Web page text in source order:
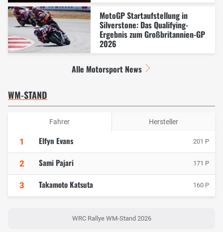
MotoGP Startaufstellung in
Silverstone: Das Qualifying-
Ergebnis zum Großbritannien-GP
2026
Alle Motorsport News
WM-STAND
Fahrer Hersteller
1 Elfyn Evans 201 P
2 Sami Pajari 171 P
3 Takamoto Katsuta 160 P
WRC Rallye WM-Stand 2026